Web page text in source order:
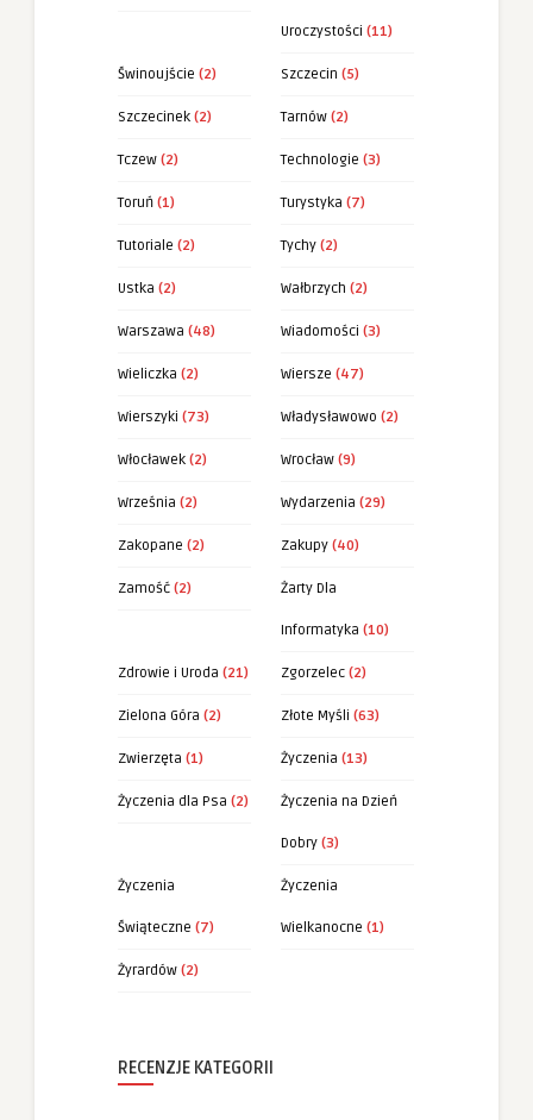
Uroczystości (11)
Świnoujście (2) Szczecin (5)
Szczecinek (2) Tarnów (2)
Tczew (2) Technologie (3)
Toruń (1) Turystyka (7)
Tutoriale (2) Tychy (2)
Ustka (2) Wałbrzych (2)
Warszawa (48) Wiadomości (3)
Wieliczka (2) Wiersze (47)
Wierszyki (73) Władysławowo (2)
Włocławek (2) Wrocław (9)
Września (2) Wydarzenia (29)
Zakopane (2) Zakupy (40)
Zamość (2) Żarty Dla
Informatyka (10)
Zdrowie i Uroda (21) Zgorzelec (2)
Zielona Góra (2) Złote Myśli (63)
Zwierzęta (1) Życzenia (13)
Życzenia dla Psa (2) Życzenia na Dzień
Dobry (3)
Życzenia
Świąteczne (7)
Życzenia
Wielkanocne (1)
Żyrardów (2)
RECENZJE KATEGORII